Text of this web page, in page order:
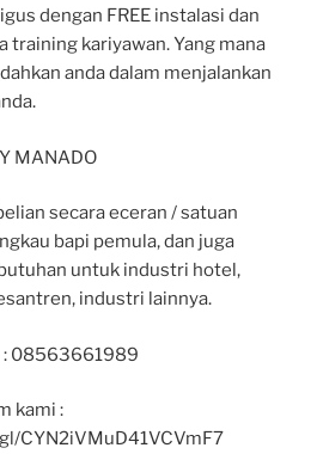
dengan FREE instalasi dan
kariyawan. Yang mana
anda dalam menjalankan
MANADO
secara eceran / satuan
bapi pemula, dan juga
untuk industri hotel,
industri lainnya.
: 08563661989
kami :
CYN2iVMuD41VCVmF7